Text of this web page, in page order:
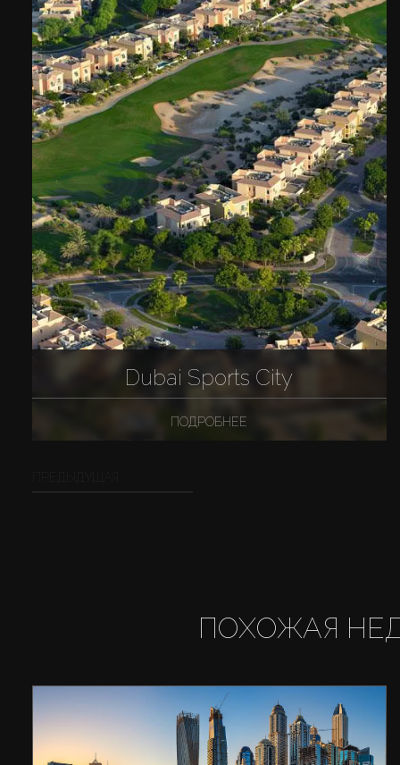
Dubai Sports City
ПОДРОБНЕЕ
ПОХОЖАЯ